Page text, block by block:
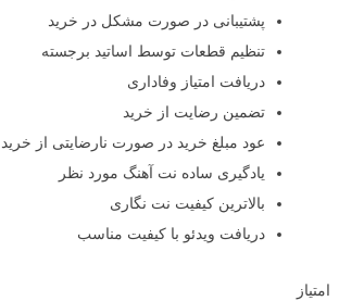
پشتیبانی در صورت مشکل در خرید
تنظیم قطعات توسط اساتید برجسته
دریافت امتیاز وفاداری
تضمین رضایت از خرید
عود مبلغ خرید در صورت نارضایتی از خرید
یادگیری ساده نت آهنگ مورد نظر
بالاترین کیفیت نت نگاری
دریافت ویدئو با کیفیت مناسب
امتیاز